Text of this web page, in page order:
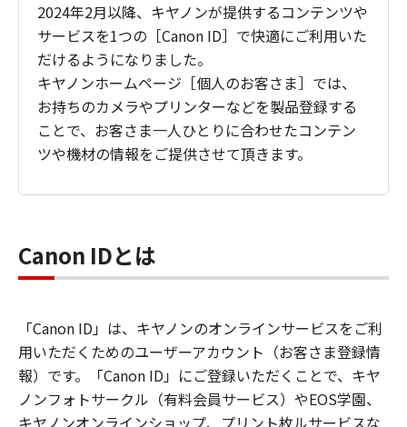
2024年2月以降、キヤノンが提供するコンテンツや
サービスを1つの［Canon ID］で快適にご利用いた
だけるようになりました。
キヤノンホームページ［個人のお客さま］では、
お持ちのカメラやプリンターなどを製品登録する
ことで、お客さま一人ひとりに合わせたコンテン
ツや機材の情報をご提供させて頂きます。
Canon IDとは
「Canon ID」は、キヤノンのオンラインサービスをご利
用いただくためのユーザーアカウント（お客さま登録情
報）です。「Canon ID」にご登録いただくことで、キヤ
ノンフォトサークル（有料会員サービス）やEOS学園、
キヤノンオンラインショップ、プリント枚ルサービスな